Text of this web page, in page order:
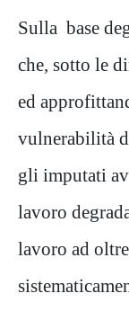
Sulla base
che, sotto le
ed
vulnerabilità
gli imputati
lavoro
lavoro ad